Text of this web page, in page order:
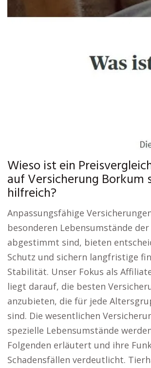
Wieso ist ein
auf Versicherung Borkum
hilfreich?
Anpassungsfähige
besonderen Lebensumstände der
abgestimmt sind, bieten
Schutz und sichern langfristige
Stabilität. Unser Fokus als
liegt darauf, die besten
anzubieten, die für jede
sind. Die wesentlichen
spezielle Lebensumstände
Folgenden erläutert und ihre
Schadensfällen verdeutlicht.